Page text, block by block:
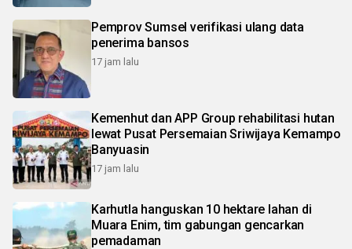
Pemprov Sumsel verifikasi ulang data
penerima bansos
17 jam lalu
Kemenhut dan APP Group rehabilitasi hutan
lewat Pusat Persemaian Sriwijaya Kemampo
Banyuasin
17 jam lalu
Karhutla hanguskan 10 hektare lahan di
Muara Enim, tim gabungan gencarkan
pemadaman